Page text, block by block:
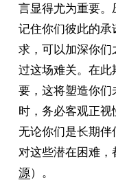
言显得尤为重要
记住你们彼此的
求，可以加深你
过这场难关。在
要，这将塑造你们
时，务必客观正视
无论你们是长期
对这些潜在困难
源）。